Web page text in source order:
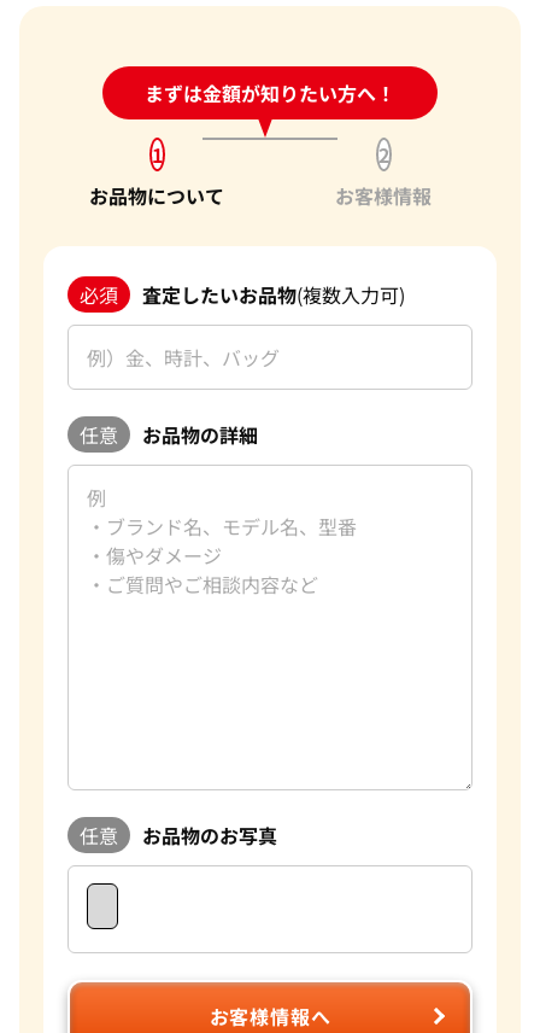
まずは金額が知りたい方へ！
24時間受付中!問い合わせフォーム
1
お品物について
2
お客様情報
必須 査定したいお品物(複数入力可)
任意 お品物の詳細
任意 お品物のお写真
お客様情報へ